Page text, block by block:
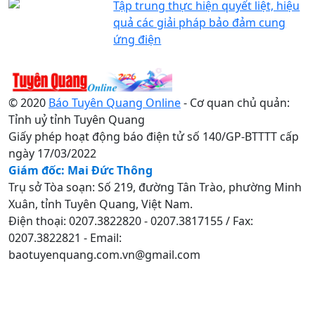
Tập trung thực hiện quyết liệt, hiệu
quả các giải pháp bảo đảm cung
ứng điện
© 2020 Báo Tuyên Quang Online- Cơ quan chủ quản:
Tỉnh uỷ tỉnh Tuyên Quang
Giấy phép hoạt động báo điện tử số 140/GP-BTTTT cấp
ngày 17/03/2022
Giám đốc: Mai Đức Thông
Trụ sở Tòa soạn: Số 219, đường Tân Trào, phường Minh
Xuân, tỉnh Tuyên Quang, Việt Nam.
Điện thoại: 0207.3822820 - 0207.3817155 / Fax:
0207.3822821 - Email:
baotuyenquang.com.vn@gmail.com